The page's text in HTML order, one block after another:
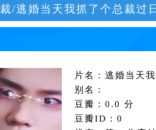
/逃婚当天我抓了个总裁过
片名：逃婚当天
别名：
豆瓣：0.0 分
豆瓣ID：0